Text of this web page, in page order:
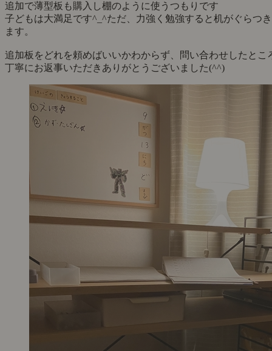
追加で薄型板も購入し棚のように使うつもりです
子どもは大満足です^_^ただ、力強く勉強すると机がぐらつき
ます。
追加板をどれを頼めばいいかわからず、問い合わせしたとこ
丁寧にお返事いただきありがとうございました(^^)